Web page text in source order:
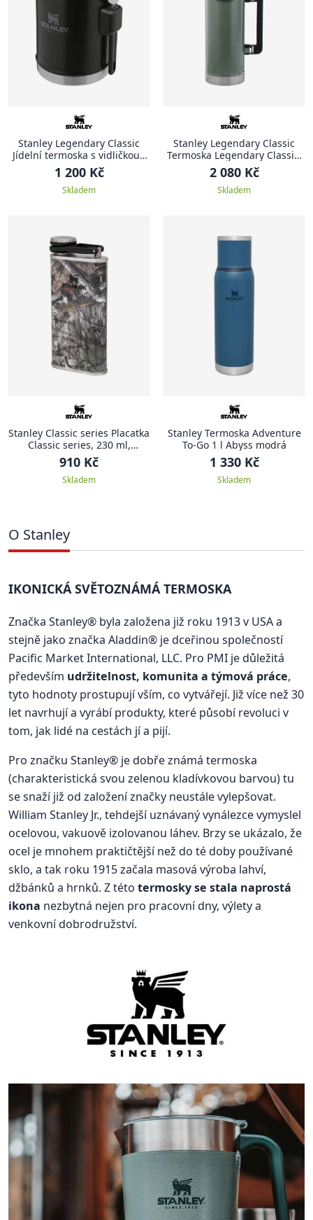
Stanley Legendary Classic
Jídelní termoska s vidličkou ,
400 ml, Matte Black
1 200 Kč
Skladem
Stanley Legendary Classic
Termoska Legendary Classic,
2.3 l, Hammertone Green
2 080 Kč
Skladem
Stanley Classic series Placatka
Classic series, 230 ml,
Country DNA Mossy Oak
Kamuflage
910 Kč
Skladem
Stanley Termoska Adventure
To-Go 1 l Abyss modrá
1 330 Kč
Skladem
O Stanley
IKONICKÁ SVĚTOZNÁMÁ TERMOSKA
Značka Stanley® byla založena již roku 1913 v USA a
stejně jako značka Aladdin® je dceřinou společností
Pacific Market International, LLC. Pro PMI je důležitá
především udržitelnost, komunita a týmová práce,
tyto hodnoty prostupují vším, co vytvářejí. Již více než 30
let navrhují a vyrábí produkty, které působí revoluci v
tom, jak lidé na cestách jí a pijí.
Pro značku Stanley® je dobře známá termoska
(charakteristická svou zelenou kladívkovou barvou) tu
se snaží již od založení značky neustále vylepšovat.
William Stanley Jr., tehdejší uznávaný vynálezce vymyslel
ocelovou, vakuově izolovanou láhev. Brzy se ukázalo, že
ocel je mnohem praktičtější než do té doby používané
sklo, a tak roku 1915 začala masová výroba lahví,
džbánků a hrnků. Z této termosky se stala naprostá
ikona nezbytná nejen pro pracovní dny, výlety a
venkovní dobrodružství.